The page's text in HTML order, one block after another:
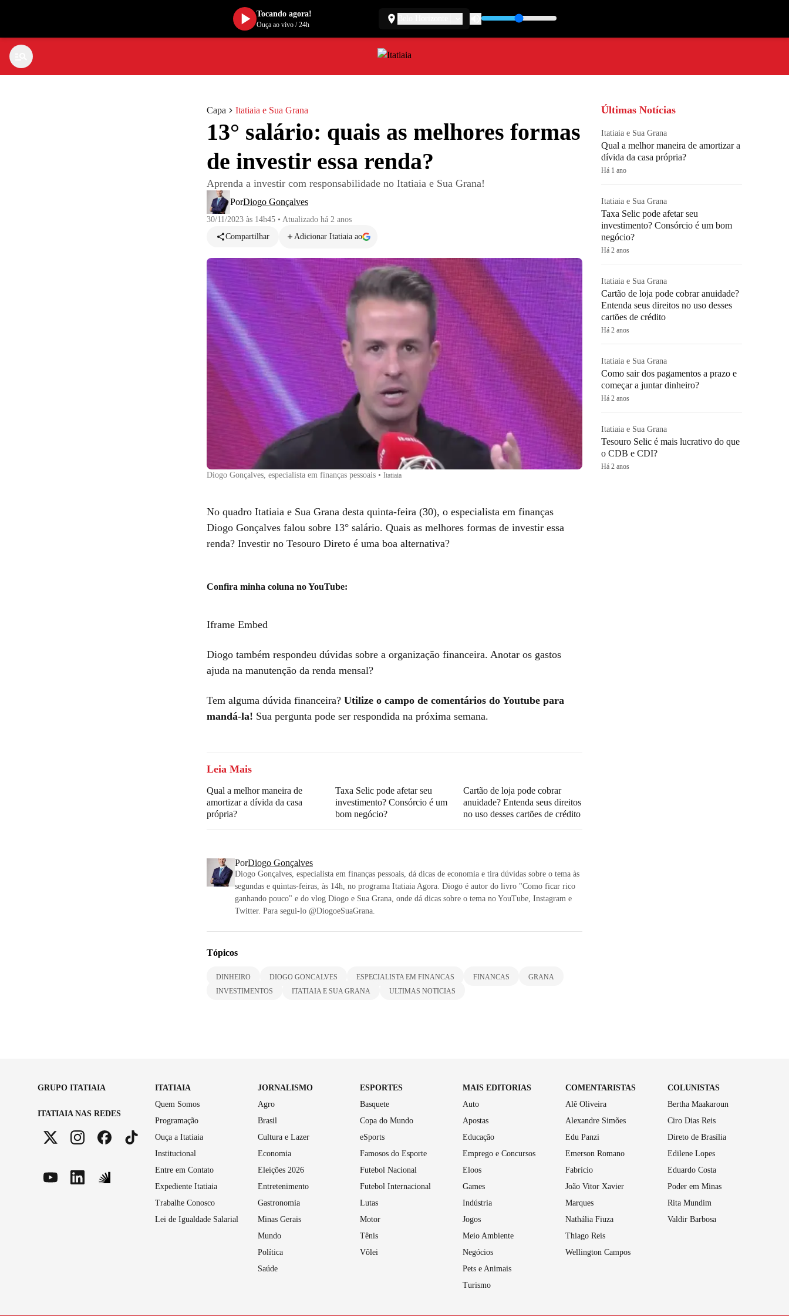
Capa Itatiaia e Sua Grana
13° salário: quais as melhores formas
de investir essa renda?
Aprenda a investir com responsabilidade no Itatiaia e Sua Grana!
PorDiogo Gonçalves
30/11/2023 às 14h45 • Atualizado há 2 anos
Compartilhar
Adicionar Itatiaia ao
Diogo Gonçalves, especialista em finanças pessoais • Itatiaia
No quadro Itatiaia e Sua Grana desta quinta-feira (30), o especialista em finanças
Diogo Gonçalves falou sobre 13° salário. Quais as melhores formas de investir essa
renda? Investir no Tesouro Direto é uma boa alternativa?
Confira minha coluna no YouTube:
Iframe Embed
Diogo também respondeu dúvidas sobre a organização financeira. Anotar os gastos
ajuda na manutenção da renda mensal?
Tem alguma dúvida financeira? Utilize o campo de comentários do Youtube para
mandá-la! Sua pergunta pode ser respondida na próxima semana.
Leia Mais
Qual a melhor maneira de
amortizar a dívida da casa
própria?
Taxa Selic pode afetar seu
investimento? Consórcio é um
bom negócio?
Cartão de loja pode cobrar
anuidade? Entenda seus direitos
no uso desses cartões de crédito
PorDiogo Gonçalves
Diogo Gonçalves, especialista em finanças pessoais, dá dicas de economia e tira dúvidas sobre o tema às
segundas e quintas-feiras, às 14h, no programa Itatiaia Agora. Diogo é autor do livro "Como ficar rico
ganhando pouco" e do vlog Diogo e Sua Grana, onde dá dicas sobre o tema no YouTube, Instagram e
Twitter. Para segui-lo @DiogoeSuaGrana.
Tópicos
DINHEIRO DIOGO GONCALVES ESPECIALISTA EM FINANCAS FINANCAS
GRANA
INVESTIMENTOS
ITATIAIA E SUA GRANA ULTIMAS NOTICIAS
Últimas Notícias
Itatiaia e Sua Grana
Qual a melhor maneira de amortizar a
dívida da casa própria?
Há 1 ano
Itatiaia e Sua Grana
Taxa Selic pode afetar seu
investimento? Consórcio é um bom
negócio?
Há 2 anos
Itatiaia e Sua Grana
Cartão de loja pode cobrar anuidade?
Entenda seus direitos no uso desses
cartões de crédito
Há 2 anos
Itatiaia e Sua Grana
Como sair dos pagamentos a prazo e
começar a juntar dinheiro?
Há 2 anos
Itatiaia e Sua Grana
Tesouro Selic é mais lucrativo do que
o CDB e CDI?
Há 2 anos
GRUPO ITATIAIA
ITATIAIA NAS REDES
ITATIAIA
Quem Somos
Programação
Ouça a Itatiaia
Institucional
Entre em Contato
Expediente Itatiaia
Trabalhe Conosco
Lei de Igualdade Salarial
JORNALISMO
Agro
Brasil
Cultura e Lazer
Economia
Eleições 2026
Entretenimento
Gastronomia
Minas Gerais
Mundo
Política
Saúde
ESPORTES
Basquete
Copa do Mundo
eSports
Famosos do Esporte
Futebol Nacional
Futebol Internacional
Lutas
Motor
Tênis
Vôlei
MAIS EDITORIAS
Auto
Apostas
Educação
Emprego e Concursos
Eloos
Games
Indústria
Jogos
Meio Ambiente
Negócios
Pets e Animais
Turismo
COMENTARISTAS
Alê Oliveira
Alexandre Simões
Edu Panzi
Emerson Romano
Fabrício
João Vitor Xavier
Marques
Nathália Fiuza
Thiago Reis
Wellington Campos
COLUNISTAS
Bertha Maakaroun
Ciro Dias Reis
Direto de Brasília
Edilene Lopes
Eduardo Costa
Poder em Minas
Rita Mundim
Valdir Barbosa
Tocando agora!
Ouça ao vivo/24h